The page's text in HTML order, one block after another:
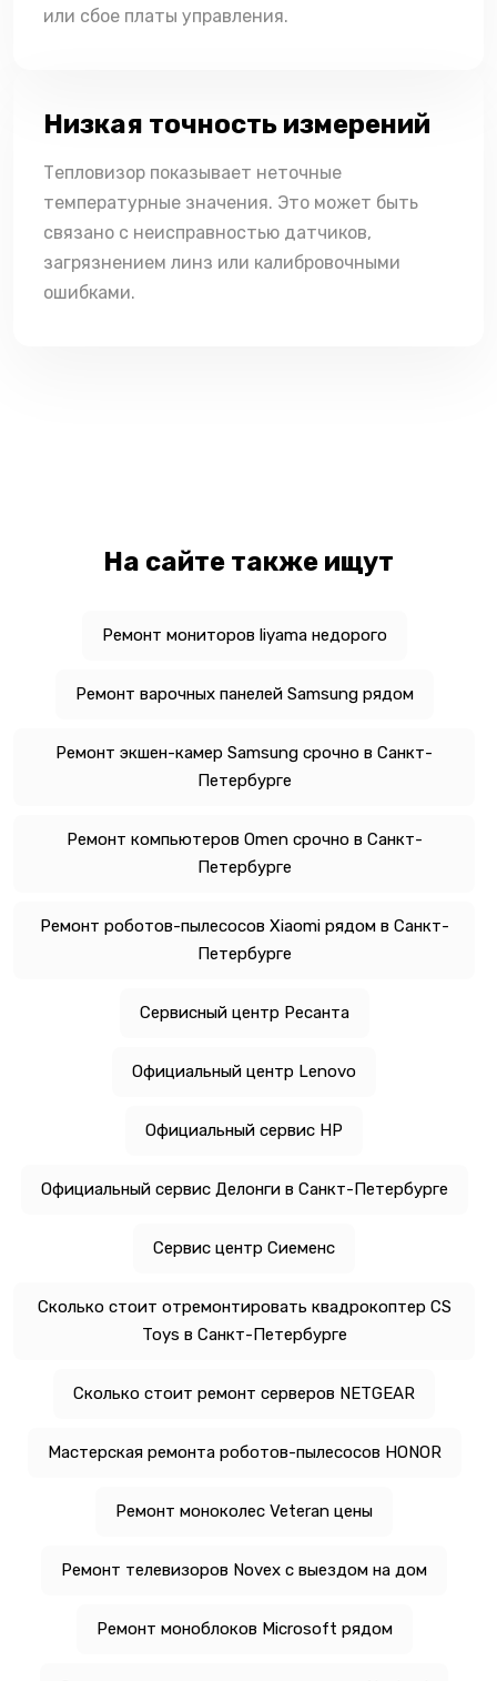
или сбое платы управления.
Низкая точность измерений
Тепловизор показывает неточные
температурные значения. Это может быть
связано с неисправностью датчиков,
загрязнением линз или калибровочными
ошибками.
На сайте также ищут
Ремонт мониторов liyama недорого
Ремонт варочных панелей Samsung рядом
Ремонт экшен-камер Samsung срочно в Санкт-
Петербурге
Ремонт компьютеров Omen срочно в Санкт-
Петербурге
Ремонт роботов-пылесосов Xiaomi рядом в Санкт-
Петербурге
Сервисный центр Ресанта
Официальный центр Lenovo
Официальный сервис HP
Официальный сервис Делонги в Санкт-Петербурге
Сервис центр Сиеменс
Сколько стоит отремонтировать квадрокоптер CS
Toys в Санкт-Петербурге
Сколько стоит ремонт серверов NETGEAR
Мастерская ремонта роботов-пылесосов HONOR
Ремонт моноколес Veteran цены
Ремонт телевизоров Novex с выездом на дом
Ремонт моноблоков Microsoft рядом